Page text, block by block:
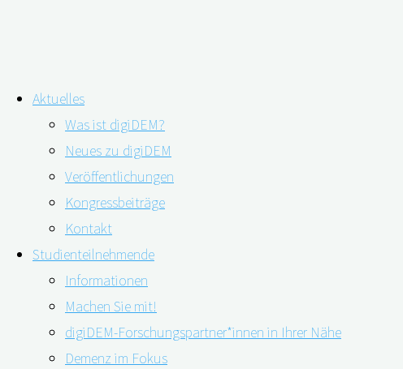
Inhalt
springen
Aktuelles
Was ist digiDEM?
Neues zu digiDEM
Veröffentlichungen
Kongressbeiträge
Kontakt
Studienteilnehmende
Informationen
Machen Sie mit!
digiDEM-Forschungspartner*innen in Ihrer Nähe
Demenz im Fokus
Schlagwort:Medikamente
Was kostet Demenz?
28.06.202318.07.2023